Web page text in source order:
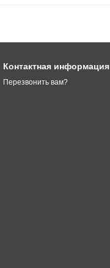
Контактная информация
Перезвонить вам?